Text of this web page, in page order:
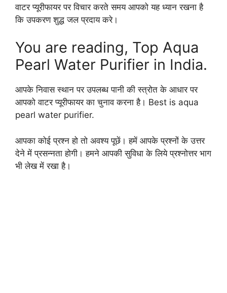
वाटर प्यूरीफायर पर विचार करते समय आपको यह ध्यान रखना है
कि उपकरण शुद्ध जल प्रदाय करे।
You are reading, Top Aqua
Pearl Water Purifier in India.
आपके निवास स्थान पर उपलब्ध पानी की स्त्रोत के आधार पर
आपको वाटर प्यूरीफायर का चुनाव करना है। Best is aqua
pearl water purifier.
आपका कोई प्रश्न हो तो अवश्य पूछें। हमें आपके प्रश्नों के उत्तर
देने में प्रसन्नता होगी। हमने आपकी सुविधा के लिये प्रश्नोत्तर भाग
भी लेख में रखा है।